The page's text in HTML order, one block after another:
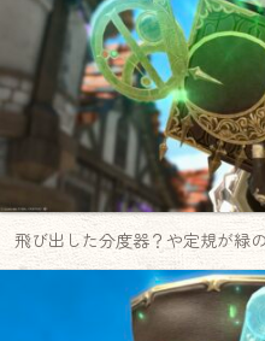
飛び出した分度器？や定規が緑